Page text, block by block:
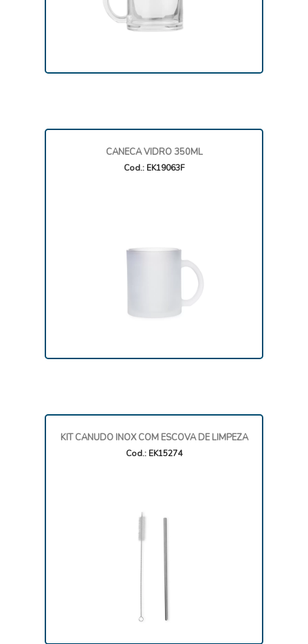
CANECA VIDRO 350ML
Cod.: EK19063F
KIT CANUDO INOX COM ESCOVA DE LIMPEZA
Cod.: EK15274